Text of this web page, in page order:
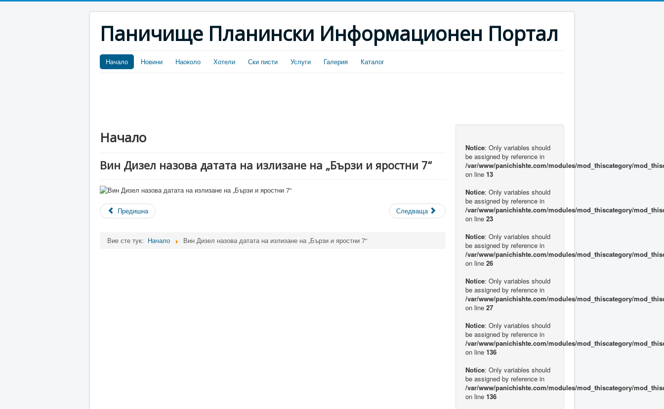
Паничище Планински Информационен Портал
Начало Новини Наоколо Хотели Ски писти Услуги Галерия Каталог
Начало
Вин Дизел назова датата на излизане на „Бързи и яростни 7“
Предишна Следваща
Вие сте тук: Начало Вин Дизел назова датата на излизане на „Бързи и яростни 7“
Notice: Only variables should
be assigned by reference in
/var/www/panichishte.com/modules/mod_thiscategory/
on line 13
Notice: Only variables should
be assigned by reference in
/var/www/panichishte.com/modules/mod_thiscategory/
on line 23
Notice: Only variables should
be assigned by reference in
/var/www/panichishte.com/modules/mod_thiscategory/
on line 26
Notice: Only variables should
be assigned by reference in
/var/www/panichishte.com/modules/mod_thiscategory/
on line 27
Notice: Only variables should
be assigned by reference in
/var/www/panichishte.com/modules/mod_thiscategory/
on line 136
Notice: Only variables should
be assigned by reference in
/var/www/panichishte.com/modules/mod_thiscategory/
on line 136